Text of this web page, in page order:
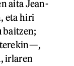
aita Jean-
eta hiri
baitzen;
irlaren